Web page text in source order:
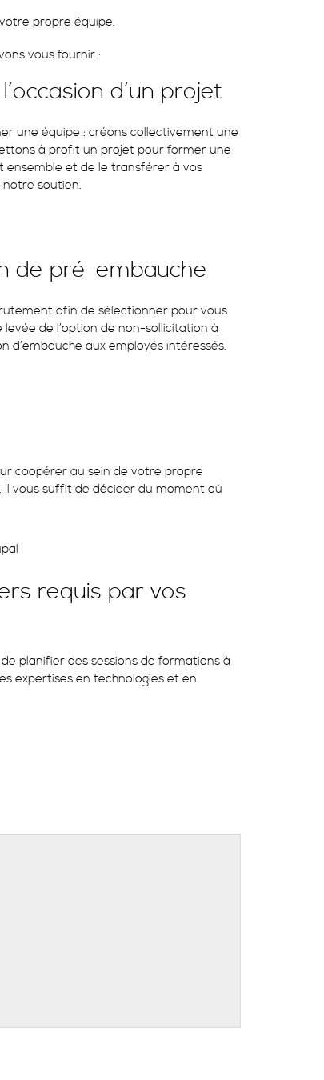
propre équipe.
vous fournir :
d’un projet
une équipe : créons collectivement une
à profit un projet pour former une
ensemble et de le transférer à vos
soutien.
de pré-embauche
afin de sélectionner pour vous
levée de l’option de non-sollicitation à
aux employés intéressés.
coopérer au sein de votre propre
vous suffit de décider du moment où
requis par vos
planifier des sessions de formations à
expertises en technologies et en